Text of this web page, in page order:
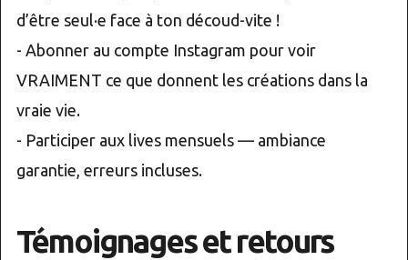
d’être seul·e face à ton découd-vite !
- Abonner au compte Instagram pour voir
VRAIMENT ce que donnent les créations dans la
vraie vie.
- Participer aux lives mensuels — ambiance
garantie, erreurs incluses.
Témoignages et retours